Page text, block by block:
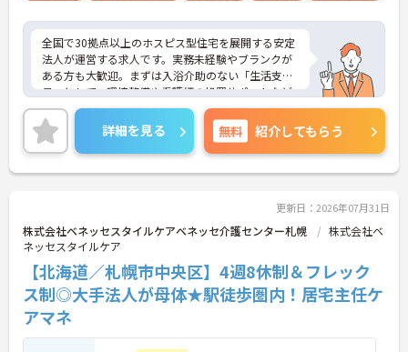
全国で30拠点以上のホスピス型住宅を展開する安定
法人が運営する求人です。実務未経験やブランクが
ある方も大歓迎。まずは入浴介助のない「生活支援
員」として、環境整備や看護師の処置サポートなど
の業務からスタートし、無理なくホスピスケアの経
験を積むことができ、ゆくゆくは訪問介護員へステ
ップアップすることも可能です。残業は全社平均月5
時間程度と少なく、連続休暇の取得で支援金が支給
される独自の制度や、自由診療の割引が受けられる
時間連携の訪問診療医もいるため、医療依存度の高
い方へのケアもチームで安心して取り組める環境で
す。
★おすすめPOINT★
【無理なくステップアップできる業務内容】
・実務未経験からでも挑戦可能です
・入浴介助なし、まずは生活支援や看護師のサポー
トからスタートできます
詳細を見る 無料 紹介してもらう
更新日：2026年07月31日
株式会社ベネッセスタイルケアベネッセ介護センター札幌
株式会社ベ
ネッセスタイルケア
【北海道／札幌市中央区】4週8休制＆フレック
ス制◎大手法人が母体★駅徒歩圏内！居宅主任ケ
アマネ